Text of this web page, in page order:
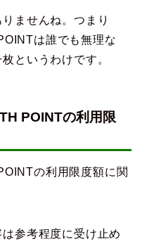
ませんね。つまり
は誰でも無理な
というわけです。
POINTの利用限
の利用限度額に関
参考程度に受け止め